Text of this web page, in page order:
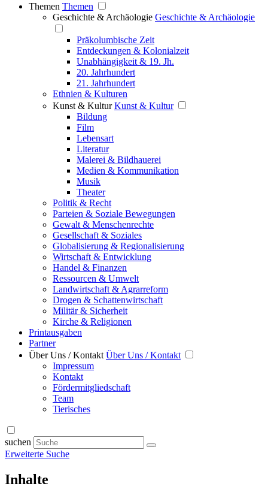
Themen Themen
Geschichte & Archäologie Geschichte & Archäologie
Präkolumbische Zeit
Entdeckungen & Kolonialzeit
Unabhängigkeit & 19. Jh.
20. Jahrhundert
21. Jahrhundert
Ethnien & Kulturen
Kunst & Kultur Kunst & Kultur
Bildung
Film
Lebensart
Literatur
Malerei & Bildhauerei
Medien & Kommunikation
Musik
Theater
Politik & Recht
Parteien & Soziale Bewegungen
Gewalt & Menschenrechte
Gesellschaft & Soziales
Globalisierung & Regionalisierung
Wirtschaft & Entwicklung
Handel & Finanzen
Ressourcen & Umwelt
Landwirtschaft & Agrarreform
Drogen & Schattenwirtschaft
Militär & Sicherheit
Kirche & Religionen
Printausgaben
Partner
Über Uns / Kontakt Über Uns / Kontakt
Impressum
Kontakt
Fördermitgliedschaft
Team
Tierisches
suchen
Erweiterte Suche
Inhalte